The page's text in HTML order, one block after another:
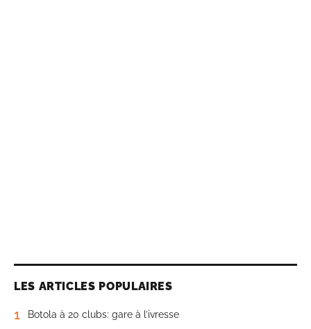
LES ARTICLES POPULAIRES
1 Botola à 20 clubs: gare à l’ivresse